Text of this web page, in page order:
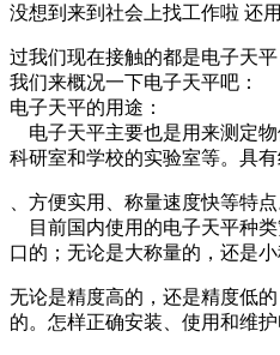
没想到来到社会上找工作啦 还
过我们现在接触的都是电子天
我们来概况一下电子天平吧：
电子天平的用途：
电子天平主要也是用来测定
科研室和学校的实验室等。具
、方便实用、称量速度快等特点
目前国内使用的电子天平种
口的；无论是大称量的，还是小
无论是精度高的，还是精度低
的。怎样正确安装、使用和维